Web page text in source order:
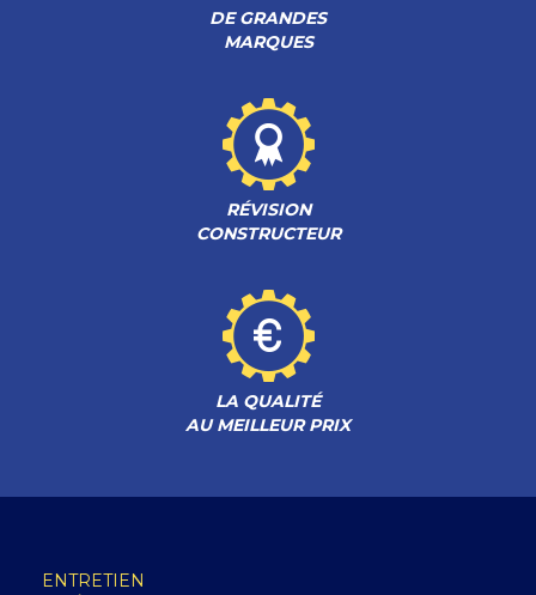
DE GRANDES
MARQUES
RÉVISION
CONSTRUCTEUR
LA QUALITÉ
AU MEILLEUR PRIX
ENTRETIEN